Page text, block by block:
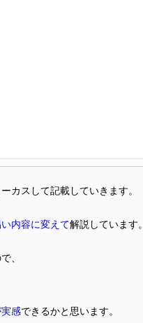
カスして記載していきます。
内容に変えて解説しています。
、
感できるかと思います。